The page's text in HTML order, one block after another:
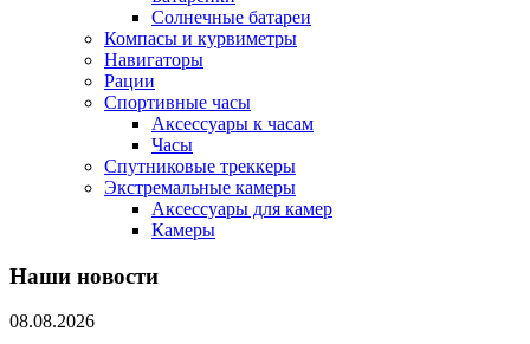
Солнечные батареи
Компасы и курвиметры
Навигаторы
Рации
Спортивные часы
Аксессуары к часам
Часы
Спутниковые треккеры
Экстремальные камеры
Аксессуары для камер
Камеры
Наши новости
08.08.2026